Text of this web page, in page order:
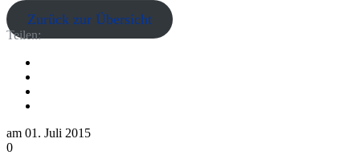
Zurück zur Übersicht
Teilen:
am 01. Juli 2015
0